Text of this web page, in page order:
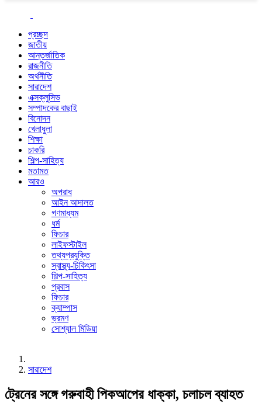
প্রচ্ছদ
জাতীয়
আন্তর্জাতিক
রাজনীতি
অর্থনীতি
সারাদেশ
এক্সক্লুসিভ
সম্পাদকের বাছাই
বিনোদন
খেলাধুলা
শিক্ষা
চাকরি
শিল্প-সাহিত্য
মতামত
আরও
অপরাধ
আইন আদালত
গণমাধ্যম
ধর্ম
ফিচার
লাইফস্টাইল
তথ্যপ্রযুক্তি
স্বাস্থ্য-চিকিৎসা
শিল্প-সাহিত্য
প্রবাস
ফিচার
ক্যাম্পাস
ভ্রমণ
সোশ্যাল মিডিয়া
সারাদেশ
ট্রেনের সঙ্গে গরুবাহী পিকআপের ধাক্কা, চলাচল ব্যাহত